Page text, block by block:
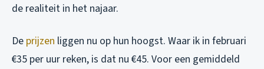
de realiteit in het najaar.
De prijzen liggen nu op hun hoogst. Waar ik in februari
€35 per uur reken, is dat nu €45. Voor een gemiddeld